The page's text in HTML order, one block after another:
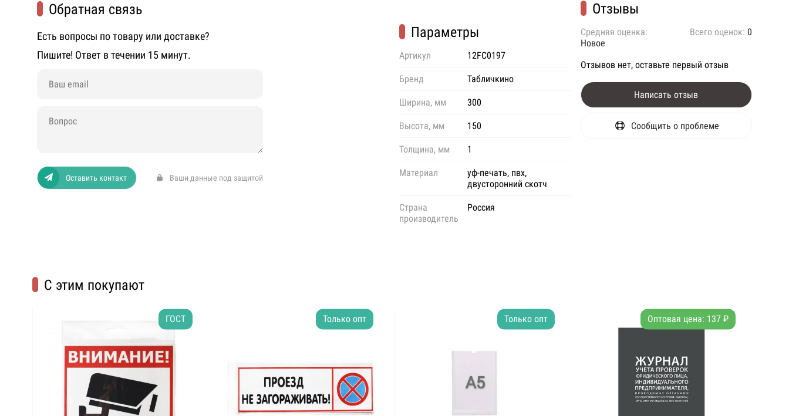
Обратная связь
Есть вопросы по товару или доставке?
Пишите! Ответ в течении 15 минут.
Оставить контакт Ваши данные под защитой
Параметры
Артикул 12FC0197
Бренд Табличкино
Ширина, мм 300
Высота, мм 150
Толщина, мм 1
Материал
уф-печать, пвх,
двусторонний скотч
Страна
производитель
Россия
Отзывы
Средняя оценка:
Новое
Всего оценок: 0
Отзывов нет, оставьте первый отзыв
Написать отзыв
Сообщить о проблеме
С этим покупают
ГОСТ Только опт Только опт Оптовая цена: 137 ₽